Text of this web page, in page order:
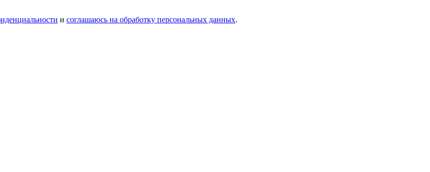
и соглашаюсь на обработку персональных данных.